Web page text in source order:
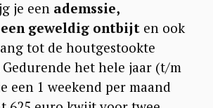
je een ademssie,
een geweldig ontbijt en ook
tot de houtgestookte
het hele jaar (t/m
een 1 weekend per maand